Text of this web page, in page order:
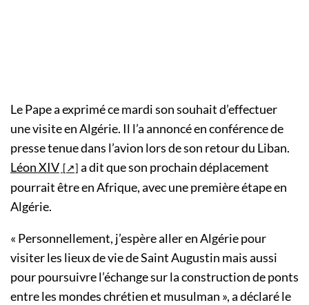
Le Pape a exprimé ce mardi son souhait d’effectuer
une visite en Algérie. Il l’a annoncé en conférence de
presse tenue dans l’avion lors de son retour du Liban.
Léon XIV
a dit que son prochain déplacement
pourrait être en Afrique, avec une première étape en
Algérie.
« Personnellement, j’espère aller en Algérie pour
visiter les lieux de vie de Saint Augustin mais aussi
pour poursuivre l’échange sur la construction de ponts
entre les mondes chrétien et musulman », a déclaré le